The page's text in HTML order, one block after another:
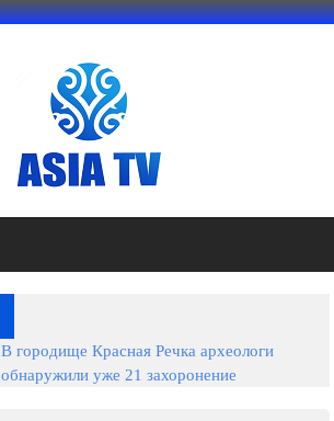
В городище Красная Речка археологи
обнаружили уже 21 захоронение